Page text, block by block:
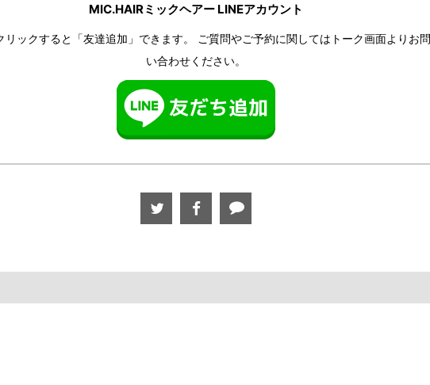
MIC.HAIRミックヘアー LINEアカウント
リックすると「友達追加」できます。
ご質問やご予約に関してはトーク画面よりお問
い合わせください。